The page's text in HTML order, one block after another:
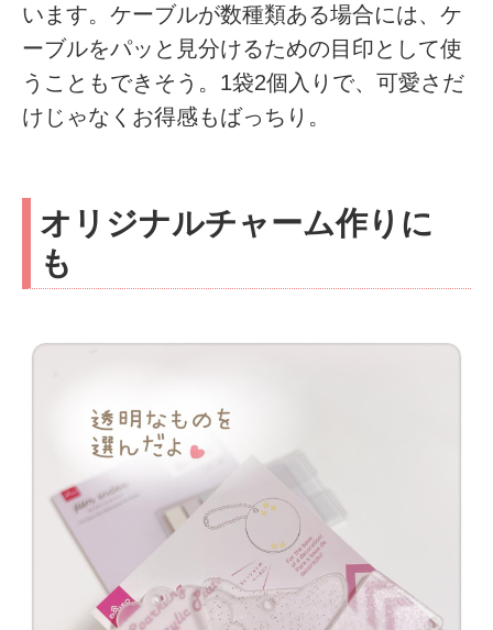
います。ケーブルが数種類ある場合には、ケ
ーブルをパッと見分けるための目印として使
うこともできそう。1袋2個入りで、可愛さだ
けじゃなくお得感もばっちり。
オリジナルチャーム作りに
も